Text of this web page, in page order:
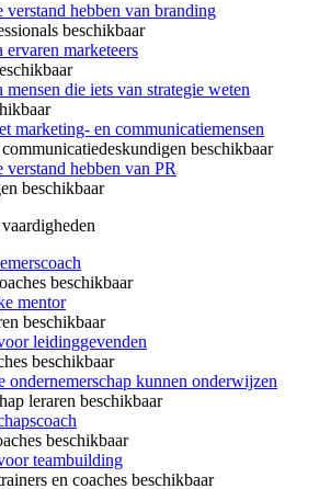
verstand hebben van branding
beschikbaar
ervaren marketeers
mensen die iets van strategie weten
marketing- en communicatiemensen
beschikbaar
verstand hebben van PR
beschikbaar
beschikbaar
mentor
beschikbaar
leidinggevenden
beschikbaar
ondernemerschap kunnen onderwijzen
leraren beschikbaar
beschikbaar
teambuilding
en coaches beschikbaar